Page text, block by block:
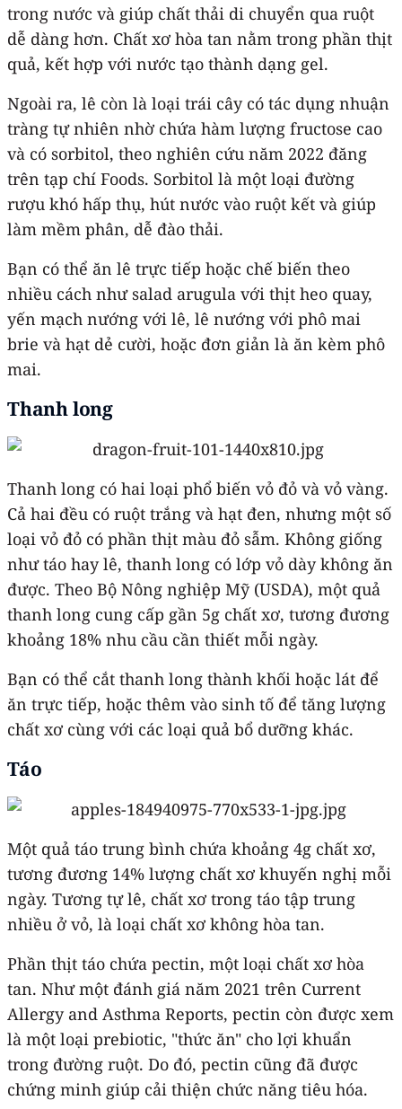
trong nước và giúp chất thải di chuyển qua ruột
dễ dàng hơn. Chất xơ hòa tan nằm trong phần thịt
quả, kết hợp với nước tạo thành dạng gel.
Ngoài ra, lê còn là loại trái cây có tác dụng nhuận
tràng tự nhiên nhờ chứa hàm lượng fructose cao
và có sorbitol, theo nghiên cứu năm 2022 đăng
trên tạp chí Foods. Sorbitol là một loại đường
rượu khó hấp thụ, hút nước vào ruột kết và giúp
làm mềm phân, dễ đào thải.
Bạn có thể ăn lê trực tiếp hoặc chế biến theo
nhiều cách như salad arugula với thịt heo quay,
yến mạch nướng với lê, lê nướng với phô mai
brie và hạt dẻ cười, hoặc đơn giản là ăn kèm phô
mai.
Thanh long
Thanh long có hai loại phổ biến vỏ đỏ và vỏ vàng.
Cả hai đều có ruột trắng và hạt đen, nhưng một số
loại vỏ đỏ có phần thịt màu đỏ sẫm. Không giống
như táo hay lê, thanh long có lớp vỏ dày không ăn
được. Theo Bộ Nông nghiệp Mỹ (USDA), một quả
thanh long cung cấp gần 5g chất xơ, tương đương
khoảng 18% nhu cầu cần thiết mỗi ngày.
Bạn có thể cắt thanh long thành khối hoặc lát để
ăn trực tiếp, hoặc thêm vào sinh tố để tăng lượng
chất xơ cùng với các loại quả bổ dưỡng khác.
Táo
Một quả táo trung bình chứa khoảng 4g chất xơ,
tương đương 14% lượng chất xơ khuyến nghị mỗi
ngày. Tương tự lê, chất xơ trong táo tập trung
nhiều ở vỏ, là loại chất xơ không hòa tan.
Phần thịt táo chứa pectin, một loại chất xơ hòa
tan. Như một đánh giá năm 2021 trên Current
Allergy and Asthma Reports, pectin còn được xem
là một loại prebiotic, "thức ăn" cho lợi khuẩn
trong đường ruột. Do đó, pectin cũng đã được
chứng minh giúp cải thiện chức năng tiêu hóa.